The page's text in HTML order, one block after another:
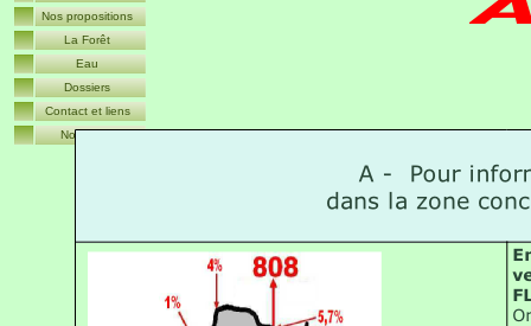
Nos propositions
La Forêt
Eau
Dossiers
Contact et liens
Nouvelles